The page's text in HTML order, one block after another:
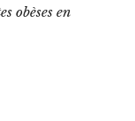
obèses en